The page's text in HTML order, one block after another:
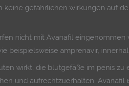
keine gefährlichen wirkungen auf
nicht mit Avanafil eingenommen
beispielsweise amprenavir,
wirkt, die blutgefäße im penis zu
und aufrechtzuerhalten. Avanafil